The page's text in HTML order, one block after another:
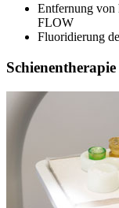
Entfernung von
FLOW
Fluoridierung
Schienentherapie